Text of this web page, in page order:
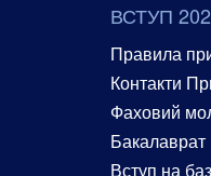
ВСТУП
Правила
Контакти
Фаховий
Бакалаврат
Вступ на